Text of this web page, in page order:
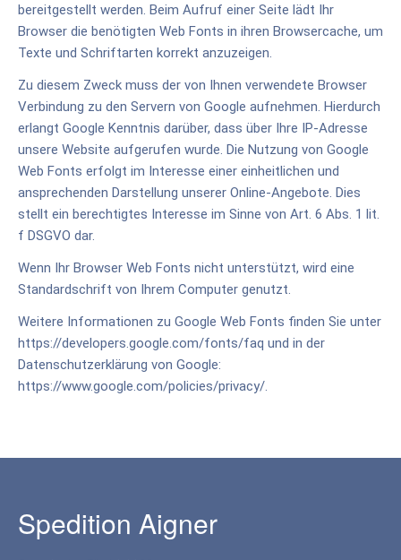
bereitgestellt werden. Beim Aufruf einer Seite lädt Ihr
Browser die benötigten Web Fonts in ihren Browsercache, um
Texte und Schriftarten korrekt anzuzeigen.
Zu diesem Zweck muss der von Ihnen verwendete Browser
Verbindung zu den Servern von Google aufnehmen. Hierdurch
erlangt Google Kenntnis darüber, dass über Ihre IP-Adresse
unsere Website aufgerufen wurde. Die Nutzung von Google
Web Fonts erfolgt im Interesse einer einheitlichen und
ansprechenden Darstellung unserer Online-Angebote. Dies
stellt ein berechtigtes Interesse im Sinne von Art. 6 Abs. 1 lit.
f DSGVO dar.
Wenn Ihr Browser Web Fonts nicht unterstützt, wird eine
Standardschrift von Ihrem Computer genutzt.
Weitere Informationen zu Google Web Fonts finden Sie unter
https://developers.google.com/fonts/faq und in der
Datenschutzerklärung von Google:
https://www.google.com/policies/privacy/
Spedition Aigner